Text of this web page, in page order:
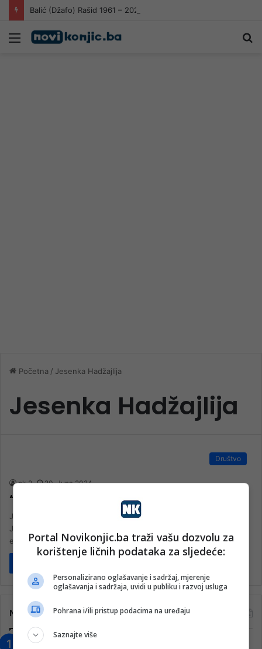
Balić (Džafo) Rašid 1961 – 2026
Meni
Početna / Jesenka Hadžajlija
Jesenka Hadžajlija
Društvo
nk 2 20. Juna 2024.
“ZNAŠ LI TI KAKO JE TEŠKO BITI JA”
Jučer se obilježila godišnjicu virtuelne najave knjige autorice
Jesenke Hadžajlije, djela koje je nastalo iz dubine srca, protkano
emocijama, bolom,…
Najčitanije
Portal Novikonjic.ba traži vašu dozvolu za
korištenje ličnih podataka za sljedeće:
Personalizirano oglašavanje i sadržaj, mjerenje
oglašavanja i sadržaja, uvidi u publiku i razvoj usluga
Pohrana i/ili pristup podacima na uređaju
Saznajte više